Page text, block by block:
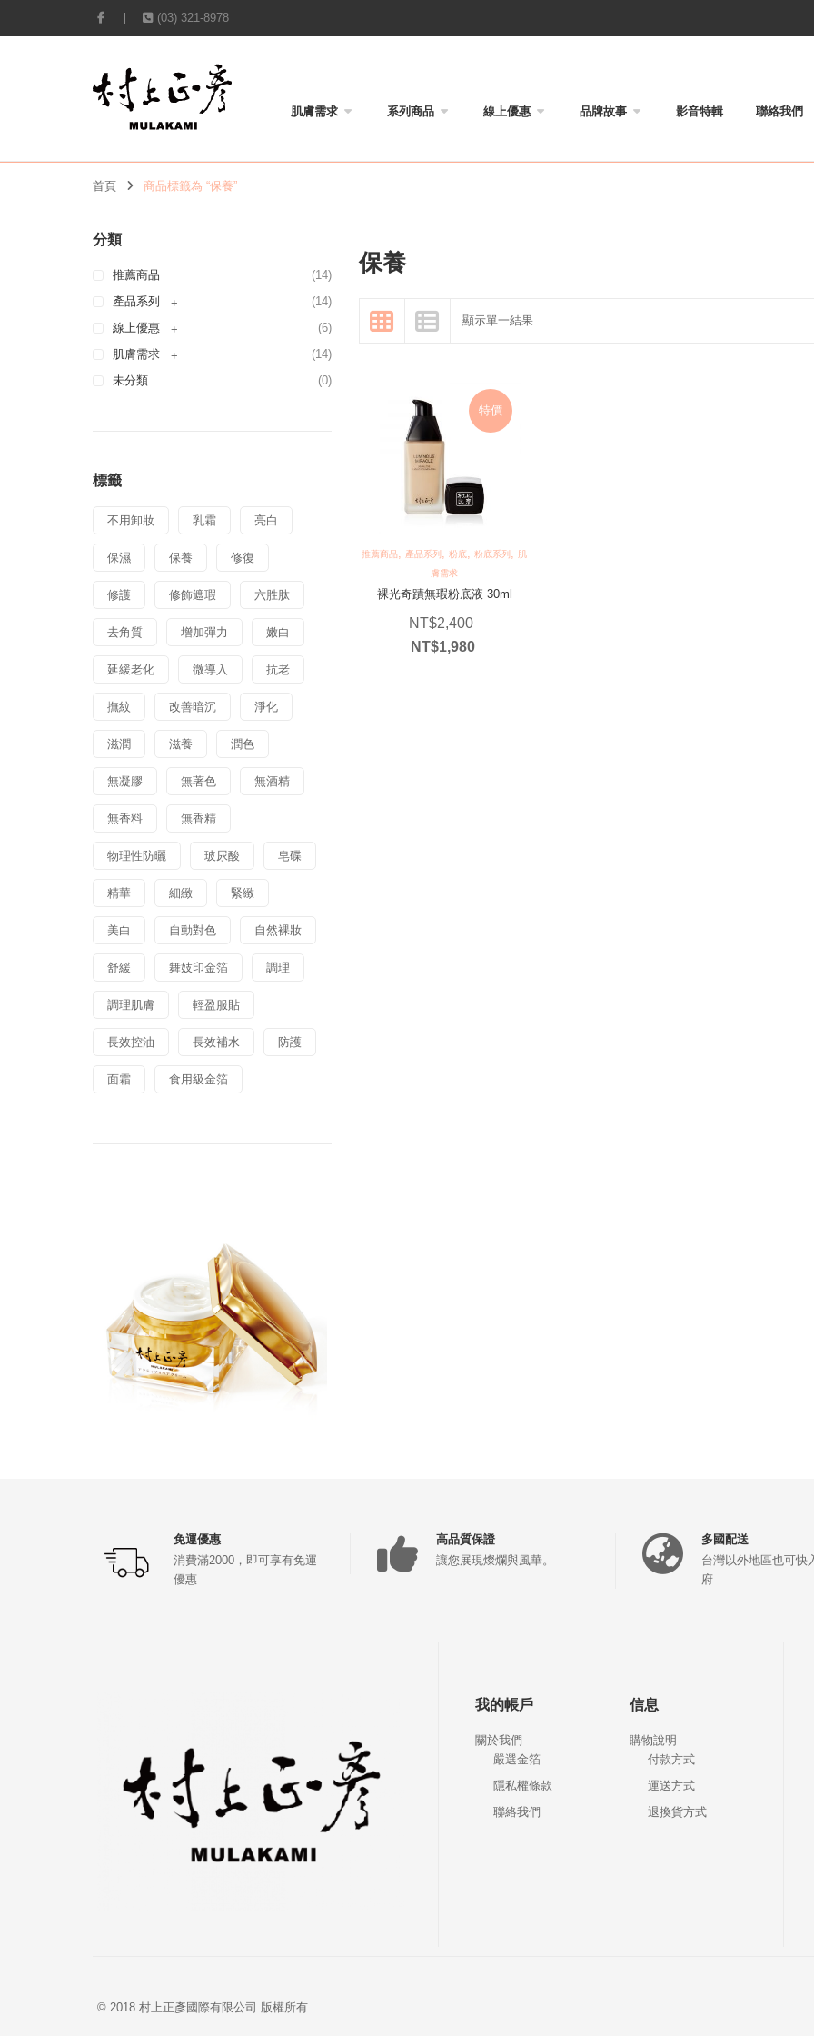
(03) 321-8978
肌膚需求 系列商品 線上優惠 品牌故事 影音特輯 聯絡我們
首頁 商品標籤為 “保養”
分類
推薦商品
(14)
產品系列
+
(14)
線上優惠
+
(6)
肌膚需求
+
(14)
未分類
(0)
標籤
不用卸妝 乳霜 亮白
保濕 保養 修復
修護 修飾遮瑕 六胜肽
去角質 增加彈力 嫩白
延緩老化 微導入 抗老
撫紋 改善暗沉 淨化
滋潤 滋養 潤色
無凝膠 無著色 無酒精
無香料 無香精
物理性防曬 玻尿酸 皂碟
精華 細緻 緊緻
美白 自動對色 自然裸妝
舒緩 舞妓印金箔 調理
調理肌膚 輕盈服貼
長效控油 長效補水 防護
面霜 食用級金箔
保養
顯示單一結果
特價
推薦商品, 產品系列 ,粉底,粉底系列 ,
肌
膚需求
裸光奇蹟無瑕粉底液 30ml
NT$2,400 原始價格：NT$2,400。
NT$1,980
免運優惠
消費滿2000，即可享有免運
優惠
高品質保證
讓您展現燦爛與風華。
多國配送
台灣以外地區也可快
府
我的帳戶
關於我們
嚴選金箔
隱私權條款
聯絡我們
信息
購物說明
付款方式
運送方式
退換貨方式
© 2018 村上正彥國際有限公司 版權所有